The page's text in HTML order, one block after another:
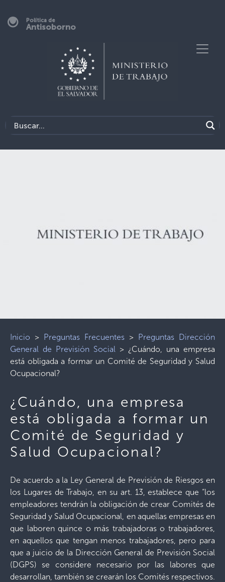
Política de
Antisoborno
Inicio > Preguntas Frecuentes > Preguntas Dirección
General de Previsión Social > ¿Cuándo, una empresa
está obligada a formar un Comité de Seguridad y Salud
Ocupacional?
¿Cuándo, una empresa
está obligada a formar un
Comité de Seguridad y
Salud Ocupacional?
De acuerdo a la Ley General de Previsión de Riesgos en
los Lugares de Trabajo, en su art. 13, establece que “los
empleadores tendrán la obligación de crear Comités de
Seguridad y Salud Ocupacional, en aquellas empresas en
que laboren quince o más trabajadoras o trabajadores,
en aquellos que tengan menos trabajadores, pero para
que a juicio de la Dirección General de Previsión Social
(DGPS) se considere necesario por las labores que
desarrollan, también se crearán los Comités respectivos.